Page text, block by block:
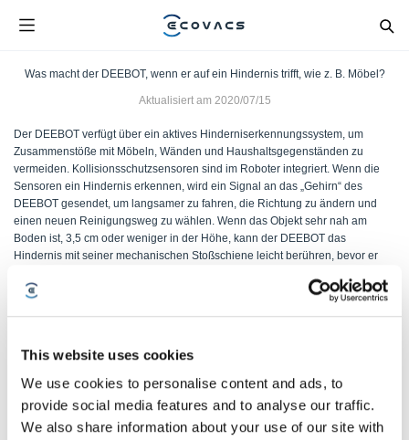
This website uses cookies
We use cookies to personalise content and ads, to
provide social media features and to analyse our traffic.
We also share information about your use of our site with
Was macht der DEEBOT, wenn er auf ein Hindernis trifft, wie z. B. Möbel?
Aktualisiert am 2020/07/15
Der DEEBOT verfügt über ein aktives Hinderniserkennungssystem, um
Zusammenstöße mit Möbeln, Wänden und Haushaltsgegenständen zu
vermeiden. Kollisionsschutzsensoren sind im Roboter integriert. Wenn die
Sensoren ein Hindernis erkennen, wird ein Signal an das „Gehirn“ des
DEEBOT gesendet, um langsamer zu fahren, die Richtung zu ändern und
einen neuen Reinigungsweg zu wählen. Wenn das Objekt sehr nah am
Boden ist, 3,5 cm oder weniger in der Höhe, kann der DEEBOT das
Hindernis mit seiner mechanischen Stoßschiene leicht berühren, bevor er